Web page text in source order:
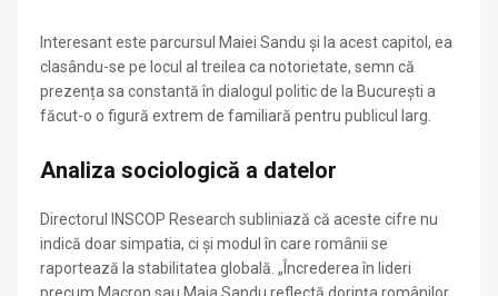
Interesant este parcursul Maiei Sandu și la acest capitol, ea
clasându-se pe locul al treilea ca notorietate, semn că
prezența sa constantă în dialogul politic de la București a
făcut-o o figură extrem de familiară pentru publicul larg.
Analiza sociologică a datelor
Directorul INSCOP Research subliniază că aceste cifre nu
indică doar simpatia, ci și modul în care românii se
raportează la stabilitatea globală. „Încrederea în lideri